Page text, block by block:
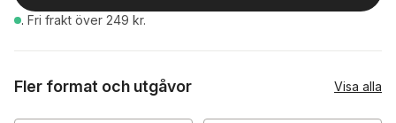
. Fri frakt över 249 kr.
Fler format och utgåvor Visa alla